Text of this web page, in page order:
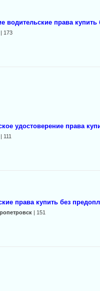
водительские права
173
удостоверение права
111
права купить без
| 151